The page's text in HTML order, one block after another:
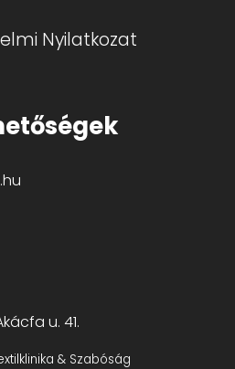
Nyilatkozat
u. 41.
& Szabóság